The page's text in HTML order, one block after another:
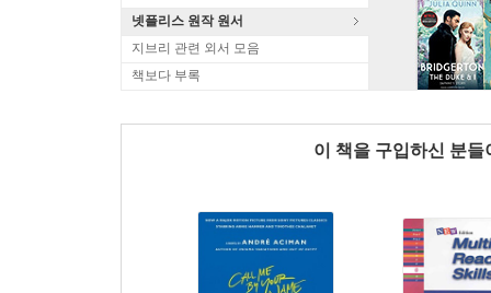
넷플리스 원작 원서
지브리 관련 외서 모음
책보다 부록
이 책을 구입하신 분